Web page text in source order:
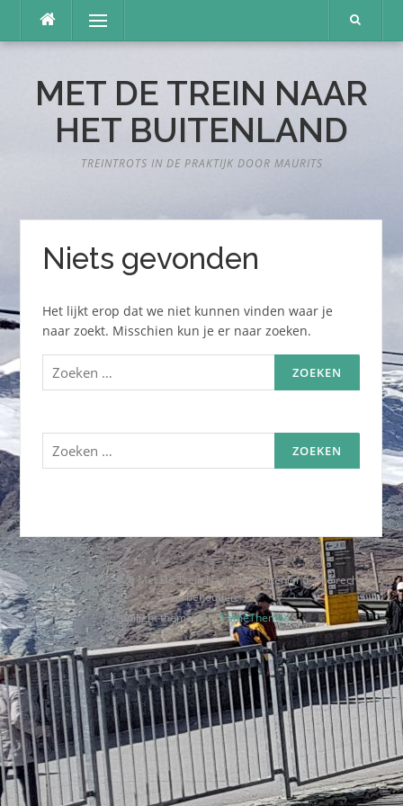
inhoud
Menu
MET DE TREIN NAAR
HET BUITENLAND
TREINTROTS IN DE PRAKTIJK DOOR MAURITS
Niets gevonden
Het lijkt erop dat we niet kunnen vinden waar je
naar zoekt. Misschien kun je er naar zoeken.
Zoeken
naar:
Zoeken
naar:
Auteursrecht © 2026 Met De Trein Naar Het Buitenland. Alle rechten
voorbehouden.
Codilight thema doorFameThemes